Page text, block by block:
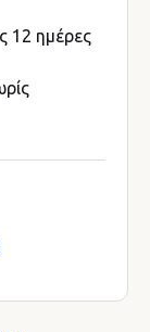
12 ημέρες